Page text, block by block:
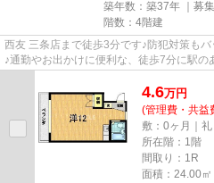
築年数：築37年 ｜募集
階数：4階建
西友 三条店まで徒歩3分です♪防犯対策も
♪通勤やお出かけに便利な、徒歩7分に駅
4.6万円
(管理費・共益
敷：0ヶ月｜礼
所在階：1階
間取り：1R
面積：24.00㎡